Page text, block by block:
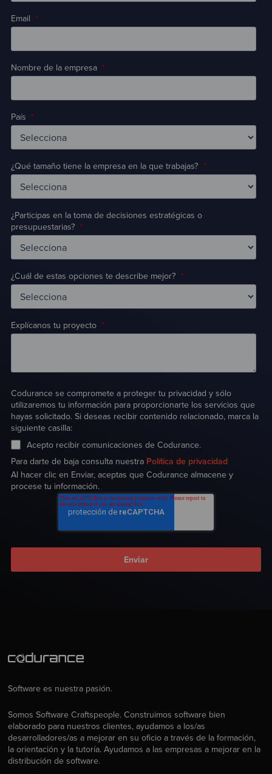
Email *
Nombre de la empresa *
País *
¿Qué tamaño tiene la empresa en la que trabajas? *
¿Participas en la toma de decisiones estratégicas o
presupuestarias? *
¿Cuál de estas opciones te describe mejor? *
Explícanos tu proyecto *
Codurance se compromete a proteger tu privacidad y sólo
utilizaremos tu información para proporcionarte los servicios que
hayas solicitado. Si deseas recibir contenido relacionado, marca la
siguiente casilla:
Acepto recibir comunicaciones de Codurance.
Para darte de baja consulta nuestra Política de privacidad
Al hacer clic en Enviar, aceptas que Codurance almacene y
procese tu información.
Software es nuestra pasión.
Somos Software Craftspeople. Construimos software bien
elaborado para nuestros clientes, ayudamos a los/as
desarrolladores/as a mejorar en su oficio a través de la formación,
la orientación y la tutoría. Ayudamos a las empresas a mejorar en la
distribución de software.